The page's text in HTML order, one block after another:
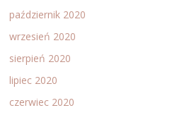
październik 2020
wrzesień 2020
sierpień 2020
lipiec 2020
czerwiec 2020